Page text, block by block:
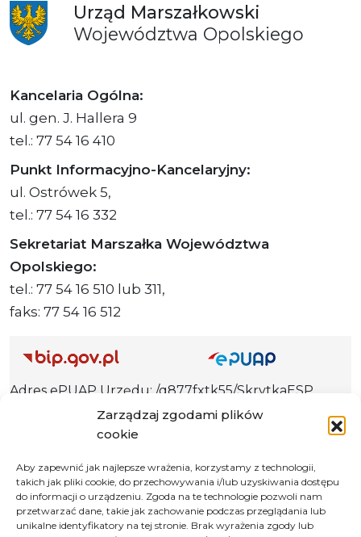
Zarządzaj zgodami plików
cookie
Aby zapewnić jak najlepsze wrażenia, korzystamy z technologii,
takich jak pliki cookie, do przechowywania i/lub uzyskiwania dostępu
do informacji o urządzeniu. Zgoda na te technologie pozwoli nam
przetwarzać dane, takie jak zachowanie podczas przeglądania lub
unikalne identyfikatory na tej stronie. Brak wyrażenia zgody lub
Urząd Marszałkowski
Województwa Opolskiego
Kancelaria Ogólna:
ul. gen. J. Hallera 9
tel.: 77 54 16 410
Punkt Informacyjno-Kancelaryjny:
ul. Ostrówek 5,
tel.: 77 54 16 332
Sekretariat Marszałka Województwa
Opolskiego:
tel.: 77 54 16 510 lub 311,
faks: 77 54 16 512
Adres ePUAP Urzędu: /q877fxtk55/SkrytkaESP
Adres do e-Doręczeń
Urzędu: AE:PL-66703-73759-IGTUV-14
Polityka prywatności
Klauzula informacyjna RODO